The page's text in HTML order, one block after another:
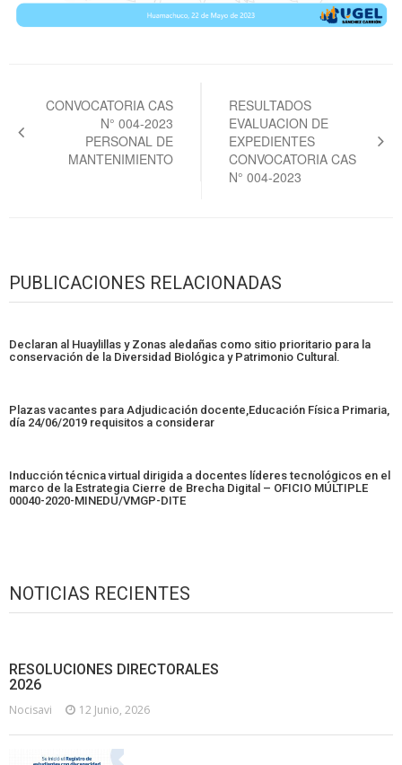
entradas
CONVOCATORIA CAS
N° 004-2023
PERSONAL DE
MANTENIMIENTO
RESULTADOS
EVALUACION DE
EXPEDIENTES
CONVOCATORIA CAS
N° 004-2023
PUBLICACIONES RELACIONADAS
Declaran al Huaylillas y Zonas aledañas como sitio prioritario para la
conservación de la Diversidad Biológica y Patrimonio Cultural.
Plazas vacantes para Adjudicación docente,Educación Física Primaria,
día 24/06/2019 requisitos a considerar
Inducción técnica virtual dirigida a docentes líderes tecnológicos en el
marco de la Estrategia Cierre de Brecha Digital – OFICIO MÚLTIPLE
00040-2020-MINEDU/VMGP-DITE
NOTICIAS RECIENTES
RESOLUCIONES DIRECTORALES
2026
Nocisavi 12 Junio, 2026